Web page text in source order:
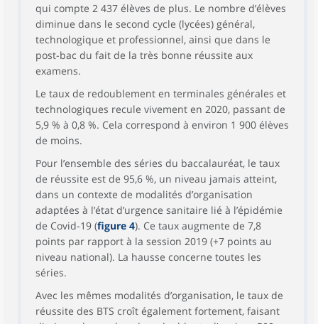
qui compte 2 437 élèves de plus. Le nombre d’élèves
diminue dans le second cycle (lycées) général,
technologique et professionnel, ainsi que dans le
post-bac du fait de la très bonne réussite aux
examens.
Le taux de redoublement en terminales générales et
technologiques recule vivement en 2020, passant de
5,9 % à 0,8 %. Cela correspond à environ 1 900 élèves
de moins.
Pour l’ensemble des séries du baccalauréat, le taux
de réussite est de 95,6 %, un niveau jamais atteint,
dans un contexte de modalités d’organisation
adaptées à l’état d’urgence sanitaire lié à l’épidémie
de Covid-19 (figure 4). Ce taux augmente de 7,8
points par rapport à la session 2019 (+7 points au
niveau national). La hausse concerne toutes les
séries.
Avec les mêmes modalités d’organisation, le taux de
réussite des BTS croît également fortement, faisant